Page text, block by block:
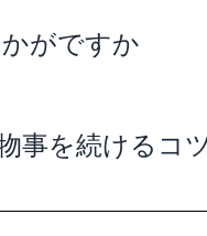
がですか
事を続けるコ